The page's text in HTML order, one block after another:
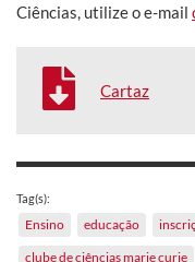
Ciências, utilize o e-mail
Cartaz
Tag(s):
Ensino educação
clube de ciências marie curie